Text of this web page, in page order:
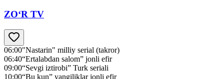
ZO‘R TV
06:00"Nastarin" milliy serial (takror)
06:40“Ertalabdan salom” jonli efir
09:00“Sevgi iztirobi” Turk seriali
10:00“Bu kun” yangiliklar jonli efir